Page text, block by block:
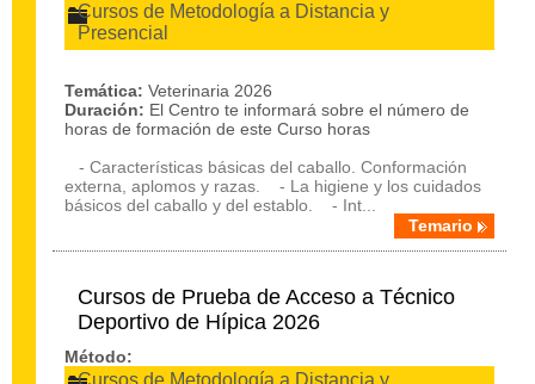
Cursos de Metodología a Distancia y
Presencial
Temática: Veterinaria 2026
Duración: El Centro te informará sobre el número de
horas de formación de este Curso horas
- Características básicas del caballo. Conformación
externa, aplomos y razas. - La higiene y los cuidados
básicos del caballo y del establo. - Int...
Temario
Cursos de Prueba de Acceso a Técnico
Deportivo de Hípica 2026
Método:
Cursos de Metodología a Distancia y